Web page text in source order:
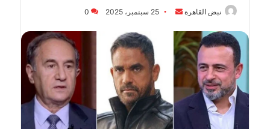
نبض القاهرة
أرسل
إلكترونيا
25 سبتمبر، 2025 0